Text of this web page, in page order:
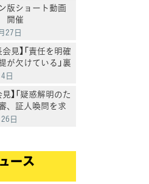
版ショート動画
開催
27日
会見】「責任を明確
が欠けている」裏
に長妻政調会長
日
】「疑惑解明のた
、証人喚問を求
岡田幹事長が会見
日
ース